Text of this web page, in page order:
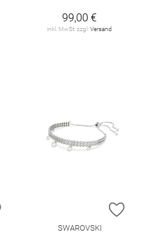
99,00 €
inkl. MwSt. zzgl.Versand
ZUR WUNSCHLISTE HINZUFÜGEN
ZUR
SWAROVSKI